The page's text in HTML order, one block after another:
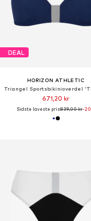
DEAL
HORIZON ATHLETIC
671,20 kr
Sidste laveste pris:839,00 kr-